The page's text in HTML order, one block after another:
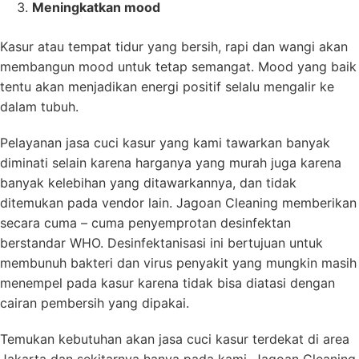
Meningkatkan mood
Kasur atau tempat tidur yang bersih, rapi dan wangi akan
membangun mood untuk tetap semangat. Mood yang baik
tentu akan menjadikan energi positif selalu mengalir ke
dalam tubuh.
Pelayanan jasa cuci kasur yang kami tawarkan banyak
diminati selain karena harganya yang murah juga karena
banyak kelebihan yang ditawarkannya, dan tidak
ditemukan pada vendor lain. Jagoan Cleaning memberikan
secara cuma – cuma penyemprotan desinfektan
berstandar WHO. Desinfektanisasi ini bertujuan untuk
membunuh bakteri dan virus penyakit yang mungkin masih
menempel pada kasur karena tidak bisa diatasi dengan
cairan pembersih yang dipakai.
Temukan kebutuhan akan jasa cuci kasur terdekat di area